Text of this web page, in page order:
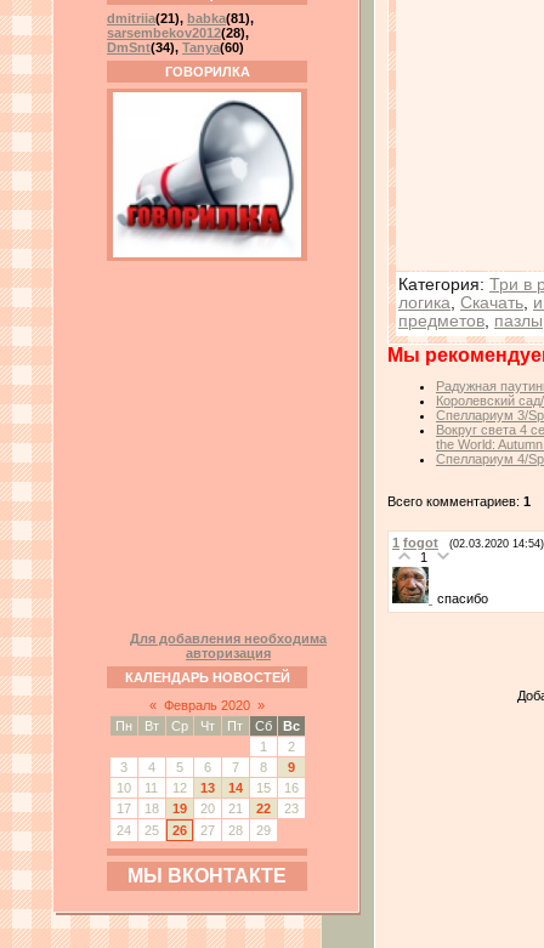
dmitriia(21), babka(81),
sarsembekov2012(28),
DmSnt(34), Tanya(60)
ГОВОРИЛКА
Для добавления необходима
авторизация
КАЛЕНДАРЬ НОВОСТЕЙ
« Февраль 2020 »
Пн
Вт Ср Чт Пт Сб
Вс
1
2
3
4 5 6 7 8
9
10
11 12 13 14 15
16
17
18 19 20 21 22
23
24
25 26 27 28 29
МЫ ВКОНТАКТЕ
Категория: Три в
логика Скачать
предметов пазлы
Мы
Радужная
Королевский
Спеллариум 3/
Вокруг света 4
the World:
Спеллариум 4/
Всего комментариев: 1
1 fogot (02.03.2020 14:54)
1
спасибо